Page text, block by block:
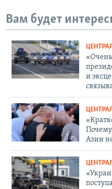
Вам будет
и
Азии